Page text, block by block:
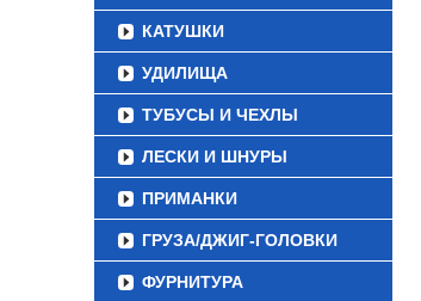
КАТУШКИ
УДИЛИЩА
ТУБУСЫ И ЧЕХЛЫ
ЛЕСКИ И ШНУРЫ
ПРИМАНКИ
ГРУЗА/ДЖИГ-ГОЛОВКИ
ФУРНИТУРА